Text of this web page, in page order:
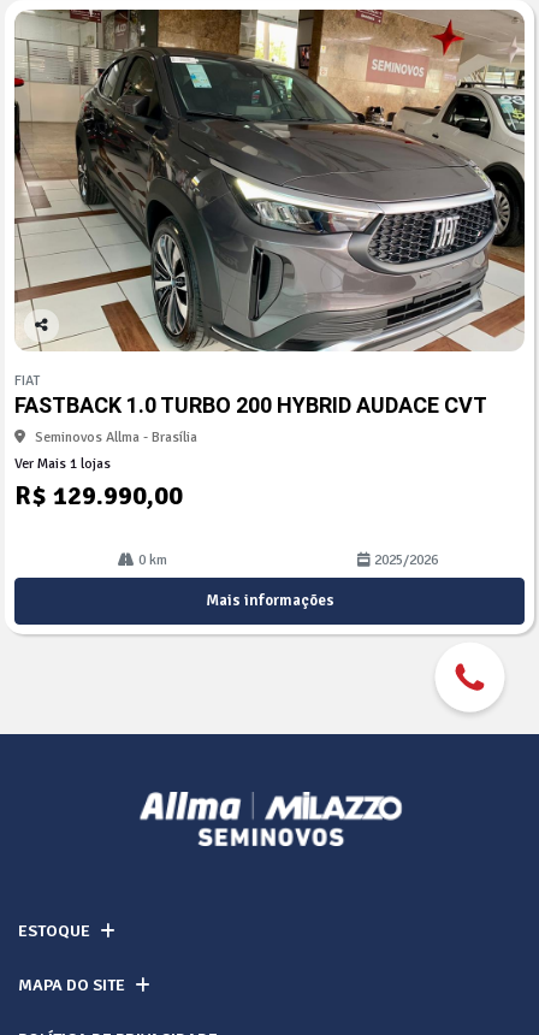
Co
arti
lhe
FIAT
FASTBACK 1.0 TURBO 200 HYBRID AUDACE CVT
Seminovos Allma - Brasília
Ver Mais 1 lojas
R$ 129.990,00
0 km 2025/2026
Mais informações
ESTOQUE
MAPA DO SITE